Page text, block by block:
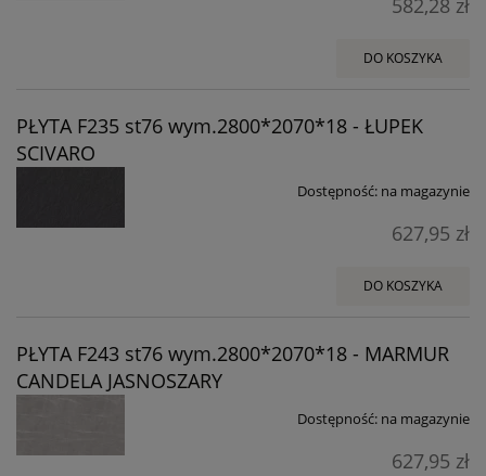
582,28 zł
DO KOSZYKA
PŁYTA F235 st76 wym.2800*2070*18 - ŁUPEK
SCIVARO
Dostępność: na magazynie
627,95 zł
DO KOSZYKA
PŁYTA F243 st76 wym.2800*2070*18 - MARMUR
CANDELA JASNOSZARY
Dostępność: na magazynie
627,95 zł